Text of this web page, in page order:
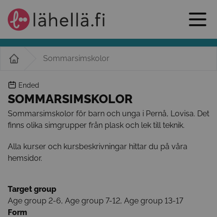
Sommarsimskolor
Ended
SOMMARSIMSKOLOR
Sommarsimskolor för barn och unga i Pernå, Lovisa. Det
finns olika simgrupper från plask och lek till teknik.
Alla kurser och kursbeskrivningar hittar du på våra
hemsidor.
Target group
Age group 2-6, Age group 7-12, Age group 13-17
Form